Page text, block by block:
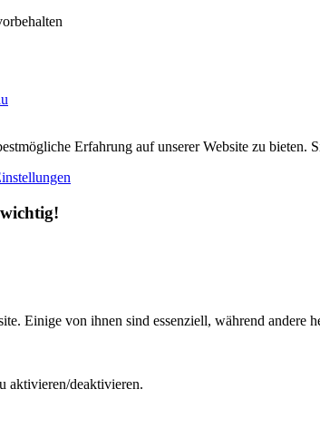
Erfahrung auf unserer Website zu
Einige von ihnen sind essenziell, während andere
aktivieren/deaktivieren.